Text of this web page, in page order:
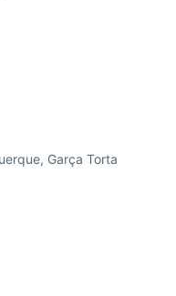
Garça Torta